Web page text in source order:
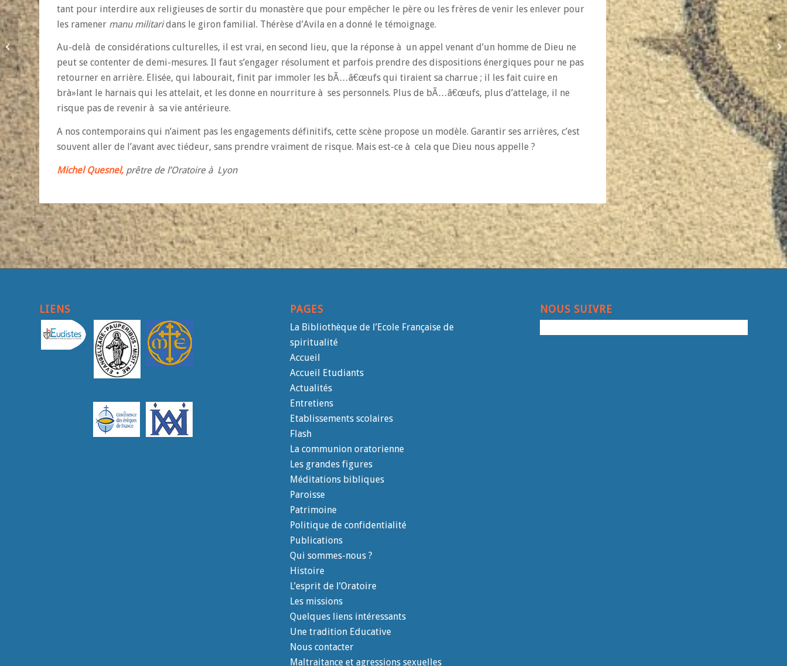
tant pour interdire aux religieuses de sortir du monastère que pour empêcher le père ou les frères de venir les enlever pour
les ramener manu militaridans le giron familial. Thérèse d’Avila en a donné le témoignage.
Au-delà de considérations culturelles, il est vrai, en second lieu, que la réponse à un appel venant d’un homme de Dieu ne
peut se contenter de demi-mesures. Il faut s’engager résolument et parfois prendre des dispositions énergiques pour ne pas
retourner en arrière. Elisée, qui labourait, finit par immoler les bÃ…â€œufs qui tiraient sa charrue ; il les fait cuire en
brà»lant le harnais qui les attelait, et les donne en nourriture à ses personnels. Plus de bÃ…â€œufs, plus d’attelage, il ne
risque pas de revenir à sa vie antérieure.
A nos contemporains qui n’aiment pas les engagements définitifs, cette scène propose un modèle. Garantir ses arrières, c’est
souvent aller de l’avant avec tiédeur, sans prendre vraiment de risque. Mais est-ce à cela que Dieu nous appelle ?
Michel Quesnel, prêtre de l’Oratoire à Lyon
LIENS PAGES
La Bibliothèque de l’Ecole Française de
spiritualité
Accueil
Accueil Etudiants
Actualités
Entretiens
Etablissements scolaires
Flash
La communion oratorienne
Les grandes figures
Méditations bibliques
Paroisse
Patrimoine
Politique de confidentialité
Publications
Qui sommes-nous ?
Histoire
L’esprit de l’Oratoire
Les missions
Quelques liens intéressants
Une tradition Educative
Nous contacter
Maltraitance et agressions sexuelles
NOUS SUIVRE
L’éditorial de la semaine.
« Transmettre » par
Antoine Adam